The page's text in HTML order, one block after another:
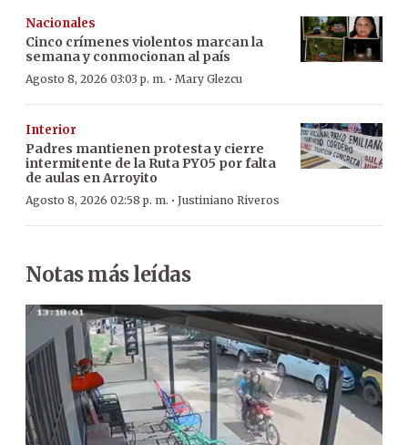
Nacionales
Cinco crímenes violentos marcan la
semana y conmocionan al país
Agosto 8, 2026 03:03 p. m. · Mary Glezcu
Interior
Padres mantienen protesta y cierre
intermitente de la Ruta PY05 por falta
de aulas en Arroyito
Agosto 8, 2026 02:58 p. m. · Justiniano Riveros
Notas más leídas